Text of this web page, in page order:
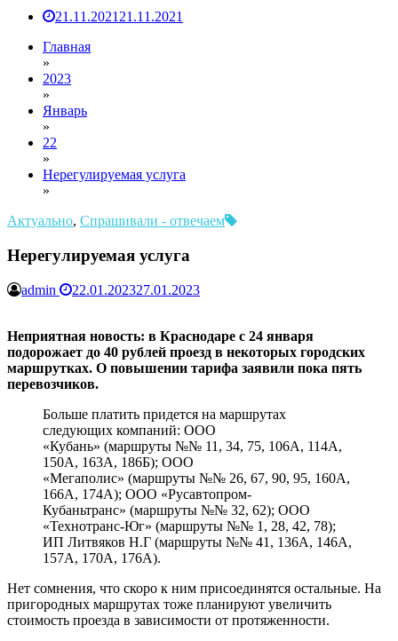
21.11.2021 21.11.2021
Главная
»
2023
»
Январь
»
22
»
Нерегулируемая услуга
»
Актуально, Спрашивали - отвечаем
Нерегулируемая услуга
admin 22.01.202327.01.2023
Неприятная новость: в Краснодаре с 24 января
подорожает до 40 рублей проезд в некоторых городских
маршрутках. О повышении тарифа заявили пока пять
перевозчиков.
Больше платить придется на маршрутах
следующих компаний: ООО
«Кубань» (маршруты №№ 11, 34, 75, 106А, 114А,
150А, 163А, 186Б); ООО
«Мегаполис» (маршруты №№ 26, 67, 90, 95, 160А,
166А, 174А); ООО «Русавтопром-
Кубаньтранс» (маршруты №№ 32, 62); ООО
«Технотранс-Юг» (маршруты №№ 1, 28, 42, 78);
ИП Литвяков Н.Г (маршруты №№ 41, 136А, 146А,
157А, 170А, 176А).
Нет сомнения, что скоро к ним присоединятся остальные. На
пригородных маршрутах тоже планируют увеличить
стоимость проезда в зависимости от протяженности.